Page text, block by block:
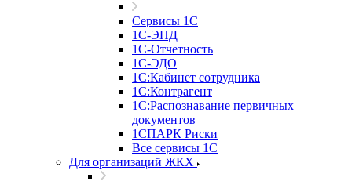
Сервисы 1С
1С-ЭПД
1С-Отчетность
1С-ЭДО
1С:Кабинет сотрудника
1С:Контрагент
1С:Распознавание первичных
документов
1СПАРК Риски
Все сервисы 1С
Для организаций ЖКХ